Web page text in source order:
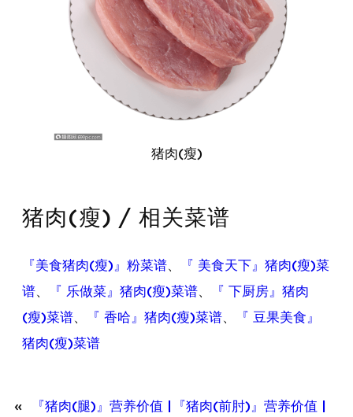
猪肉(瘦)
猪肉(瘦) / 相关菜谱
『美食猪肉(瘦)』粉菜谱、
『 美食天下』猪肉(瘦)菜
谱、 『 乐做菜』猪肉(瘦)菜谱、
『 下厨房』猪肉
(瘦)菜谱、 『 香哈』猪肉(瘦)菜谱、
『 豆果美食』
猪肉(瘦)菜谱
«
『猪肉(腿)』营养价值 |
『猪肉(前肘)』营养价值 |